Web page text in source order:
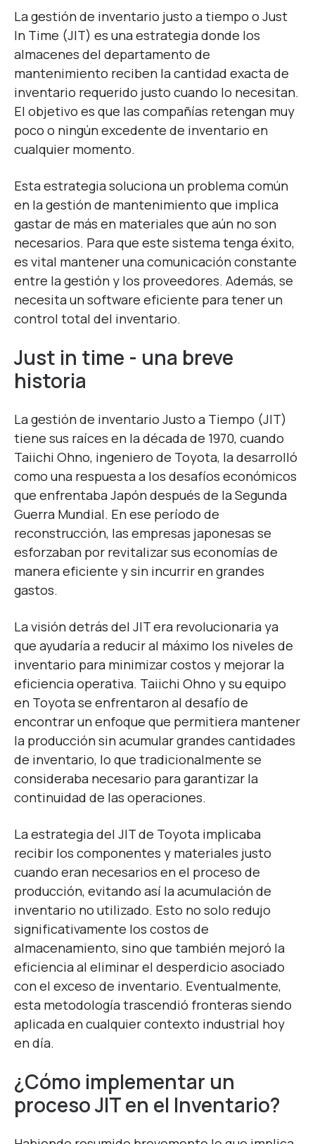
La gestión de inventario justo a tiempo o Just
In Time (JIT) es una estrategia donde los
almacenes del departamento de
mantenimiento reciben la cantidad exacta de
inventario requerido justo cuando lo necesitan.
El objetivo es que las compañías retengan muy
poco o ningún excedente de inventario en
cualquier momento.
Esta estrategia soluciona un problema común
en la gestión de mantenimiento que implica
gastar de más en materiales que aún no son
necesarios. Para que este sistema tenga éxito,
es vital mantener una comunicación constante
entre la gestión y los proveedores. Además, se
necesita un software eficiente para tener un
control total del inventario.
Just in time - una breve
historia
La gestión de inventario Justo a Tiempo (JIT)
tiene sus raíces en la década de 1970, cuando
Taiichi Ohno, ingeniero de Toyota, la desarrolló
como una respuesta a los desafíos económicos
que enfrentaba Japón después de la Segunda
Guerra Mundial. En ese período de
reconstrucción, las empresas japonesas se
esforzaban por revitalizar sus economías de
manera eficiente y sin incurrir en grandes
gastos.
La visión detrás del JIT era revolucionaria ya
que ayudaría a reducir al máximo los niveles de
inventario para minimizar costos y mejorar la
eficiencia operativa. Taiichi Ohno y su equipo
en Toyota se enfrentaron al desafío de
encontrar un enfoque que permitiera mantener
la producción sin acumular grandes cantidades
de inventario, lo que tradicionalmente se
consideraba necesario para garantizar la
continuidad de las operaciones.
La estrategia del JIT de Toyota implicaba
recibir los componentes y materiales justo
cuando eran necesarios en el proceso de
producción, evitando así la acumulación de
inventario no utilizado. Esto no solo redujo
significativamente los costos de
almacenamiento, sino que también mejoró la
eficiencia al eliminar el desperdicio asociado
con el exceso de inventario. Eventualmente,
esta metodología trascendió fronteras siendo
aplicada en cualquier contexto industrial hoy
en día.
¿Cómo implementar un
proceso JIT en el Inventario?